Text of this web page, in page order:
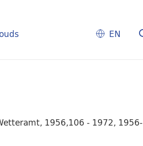
EN
1956,106 - 1972, 1956-